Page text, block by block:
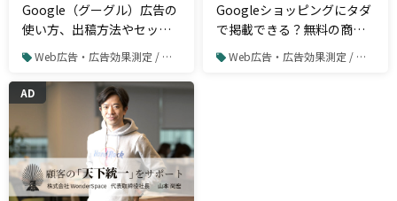
Google（グーグル）広告の
使い方、出稿方法やセット
アップ手順を徹底解説
Web広告・広告効果測定 / リスティング広告 / Google広告
Googleショッピングにタダ
で掲載できる？無料の商品
リスティングとは
Web広告・広告効果測定 / リスティング広告 / Google広告
AD